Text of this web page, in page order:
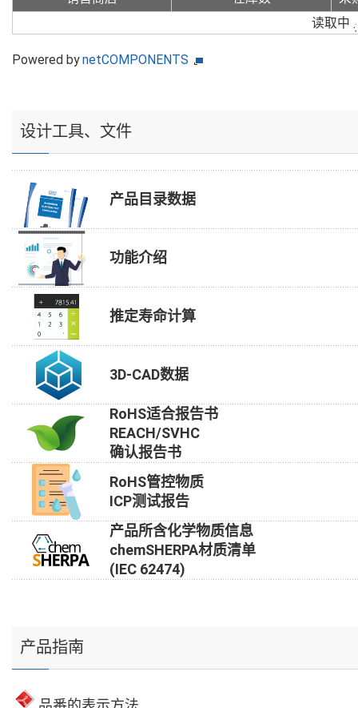
读取中
Powered bynetCOMPONENTS
设计工具、文件
产品目录数据
功能介绍
推定寿命计算
3D-CAD数据
RoHS适合报告书
REACH/SVHC
确认报告书
RoHS管控物质
ICP测试报告
产品所含化学物质信息
chemSHERPA材质清单
(IEC 62474)
产品指南